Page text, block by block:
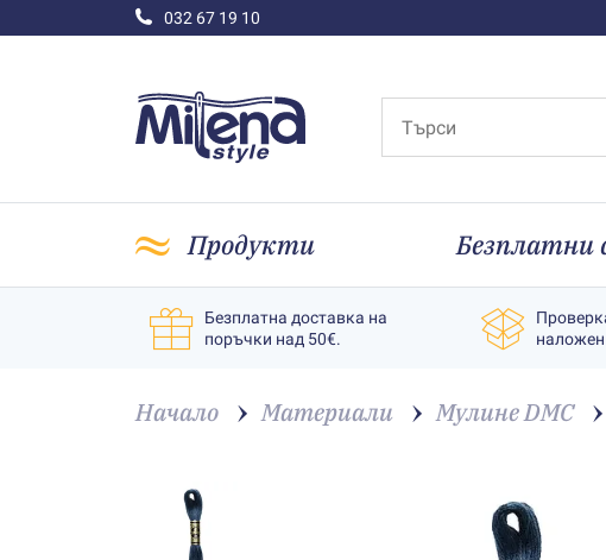
032 67 19 10
Продукти Безплатни
Безплатна доставка на
поръчки над 50€.
Начало Материали Мулине DMC